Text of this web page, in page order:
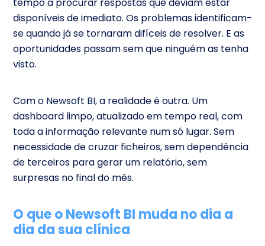
disponíveis de imediato. Os problemas identificam-
se quando já se tornaram difíceis de resolver. E as
oportunidades passam sem que ninguém as tenha
visto.
Com o Newsoft BI,a realidade é outra. Um
dashboard limpo, atualizado em tempo real, com
toda a informação relevante num só lugar. Sem
necessidade de cruzar ficheiros, sem dependência
de terceiros para gerar um relatório, sem
surpresas no final do mês.
O que o Newsoft BI muda no dia a
dia da sua clínica